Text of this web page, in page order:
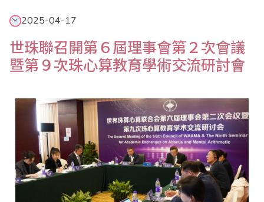
2025-04-17
世珠聯召開第６屆理事會第２次會議
暨第９次珠心算教育學術交流研討會